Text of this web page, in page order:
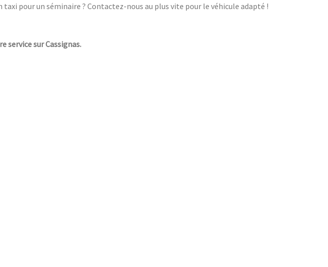
pour un séminaire ? Contactez-nous au plus vite pour le véhicule adapté !
service sur Cassignas.